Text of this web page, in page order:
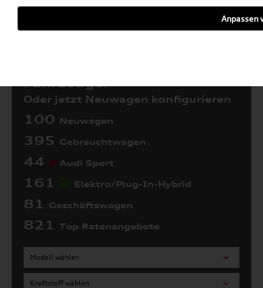
Fahrzeuge:
Oder jetzt Neuwagen konfigurieren
100 Neuwagen
395 Gebrauchtwagen
44 Audi Sport
161 Elektro/Plug-In-Hybrid
81 Geschäftswagen
821 Top Ratenangebote
Modell wählen
Kraftstoff wählen
Anpassen